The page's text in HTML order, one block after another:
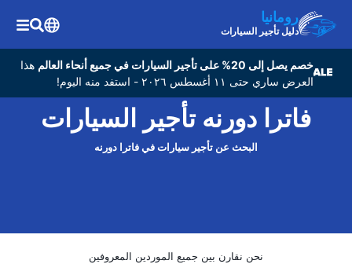
رومانيا
دليل تأجير السيارات
خصم يصل إلى 20% على تأجير السيارات في جميع أنحاء العالم
هذا
العرض ساري حتى ١١ أغسطس ٢٠٢٦ - استفد منه اليوم!
فاترا دورنه تأجير السيارات
البحث عن تأجير سيارات في فاترا دورنه
نحن نقارن بين جميع الموردين المعروفين